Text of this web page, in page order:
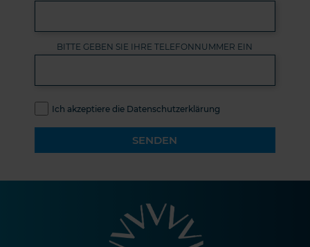
BITTE GEBEN SIE IHRE TELEFONNUMMER EIN
Ich akzeptiere die Datenschutzerklärung
SENDEN